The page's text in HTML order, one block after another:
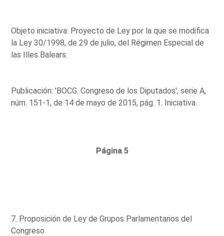
Objeto iniciativa: Proyecto de Ley por la que se modifica
la Ley 30/1998, de 29 de julio, del Régimen Especial de
las Illes Balears.
Publicación: 'BOCG. Congreso de los Diputados', serie A,
núm. 151-1, de 14 de mayo de 2015, pág. 1. Iniciativa.
Página 5
7. Proposición de Ley de Grupos Parlamentarios del
Congreso